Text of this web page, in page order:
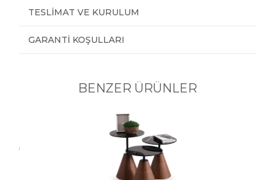
TESLIMAT VE KURULUM
GARANTI KOŞULLARI
BENZER ÜRÜNLER